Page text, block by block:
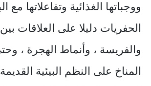
ووجباتها الغذائية وتفاعلاتها مع
الحفريات دليلا على العلاقات
والفريسة ، وأنماط الهجرة ،
المناخ على النظم البيئية